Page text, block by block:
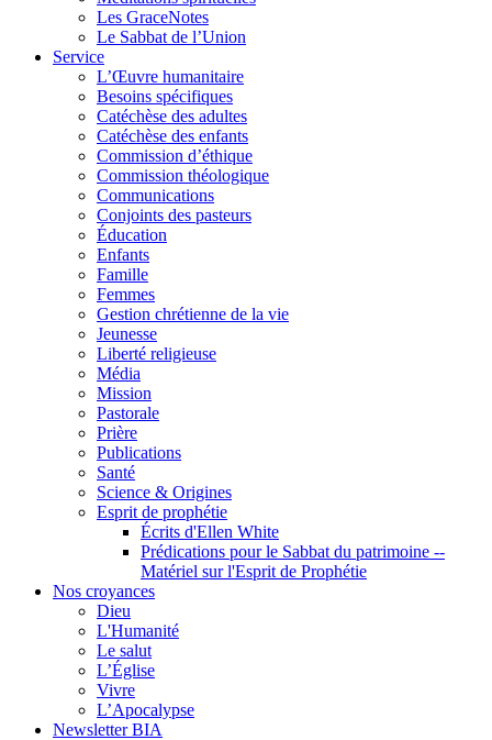
Les GraceNotes
Le Sabbat de l’Union
Service
L’Œuvre humanitaire
Besoins spécifiques
Catéchèse des adultes
Catéchèse des enfants
Commission d’éthique
Commission théologique
Communications
Conjoints des pasteurs
Éducation
Enfants
Famille
Femmes
Gestion chrétienne de la vie
Jeunesse
Liberté religieuse
Média
Mission
Pastorale
Prière
Publications
Santé
Science & Origines
Esprit de prophétie
Écrits d'Ellen White
Prédications pour le Sabbat du patrimoine --
Matériel sur l'Esprit de Prophétie
Nos croyances
Dieu
L'Humanité
Le salut
L’Église
Vivre
L’Apocalypse
Newsletter BIA